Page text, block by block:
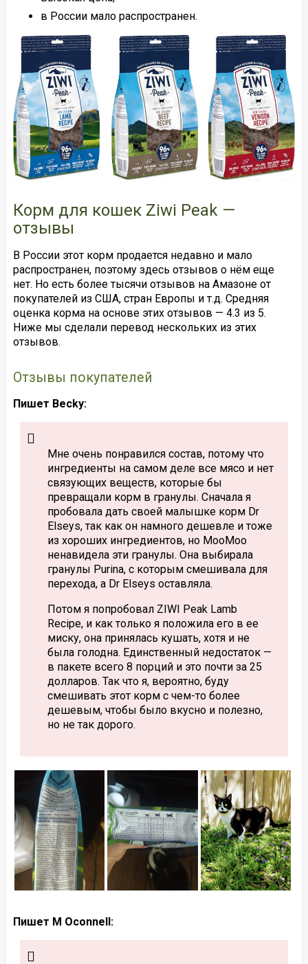
в России мало распространен.
Корм для кошек Ziwi Peak —
отзывы
В России этот корм продается недавно и мало
распространен, поэтому здесь отзывов о нём еще
нет. Но есть более тысячи отзывов на Амазоне от
покупателей из США, стран Европы и т.д. Средняя
оценка корма на основе этих отзывов — 4.3 из 5.
Ниже мы сделали перевод нескольких из этих
отзывов.
Отзывы покупателей
Пишет Becky:
Мне очень понравился состав, потому что
ингредиенты на самом деле все мясо и нет
связующих веществ, которые бы
превращали корм в гранулы. Сначала я
пробовала дать своей малышке корм Dr
Elseys, так как он намного дешевле и тоже
из хороших ингредиентов, но MooMoo
ненавидела эти гранулы. Она выбирала
гранулы Purina, с которым смешивала для
перехода, а Dr Elseys оставляла.
Потом я попробовал ZIWI Peak Lamb
Recipe, и как только я положила его в ее
миску, она принялась кушать, хотя и не
была голодна. Единственный недостаток —
в пакете всего 8 порций и это почти за 25
долларов. Так что я, вероятно, буду
смешивать этот корм с чем-то более
дешевым, чтобы было вкусно и полезно,
но не так дорого.
Пишет M Oconnell: